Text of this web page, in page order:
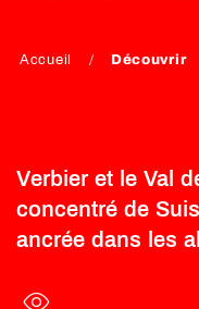
Accueil Découvrir
Verbier et le Val
concentré de
ancrée dans les